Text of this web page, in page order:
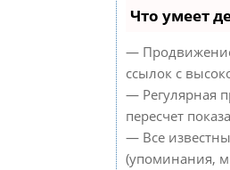
Что умеет
—
ссылок с
— Регулярная
пересчет
— Все
(упоминания,